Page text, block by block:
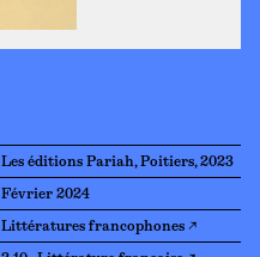
Les éditions Pariah, Poitiers, 2023
Février 2024
Littératures francophones ↗